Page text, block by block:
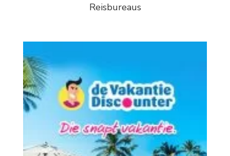
Reisbureaus